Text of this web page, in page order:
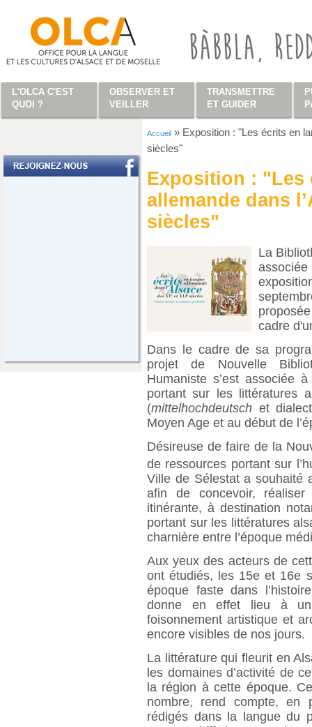
Vous êtes ici
Accueil » Exposition : "Les écrits en
siècles"
Exposition : "Les
allemande dans
siècles"
La
associée
cadre
Dans le cadre de sa
projet de Nouvelle
Humaniste s’est associée
portant sur les littératures
(mittelhochdeutsch et
Moyen Age et au début de
Désireuse de faire de la
de ressources portant sur
Ville de Sélestat a souhaité
afin de concevoir,
itinérante, à destination
portant sur les littératures
charnière entre l’époque
Aux yeux des acteurs de
ont étudiés, les 15e et 16e
époque faste dans
donne en effet lieu à
foisonnement artistique et
encore visibles de nos jours.
La littérature qui fleurit en
les domaines d’activité de
la région à cette époque.
nombre, rend compte, en
rédigés dans la langue du
L'OLCA C'EST
QUOI ?
OBSERVER ET
VEILLER
TRANSMETTRE
ET GUIDER